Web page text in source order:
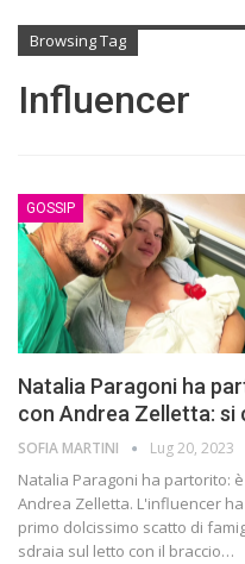
Browsing Tag
Influencer
GOSSIP
Natalia Paragoni ha
con Andrea Zelletta: si
SOFIA MARTINI Lug 20, 2023
Natalia Paragoni ha partorito:
Andrea Zelletta. L'influencer
primo dolcissimo scatto di
sdraia sul letto con il braccio…